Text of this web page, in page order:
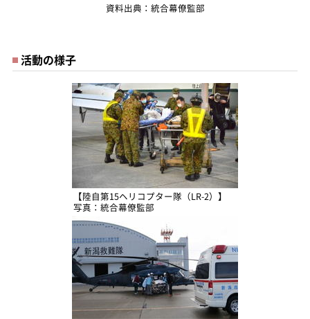
資料出典：統合幕僚監部
活動の様子
【陸自第15ヘリコプター隊（LR-2）】
写真：統合幕僚監部